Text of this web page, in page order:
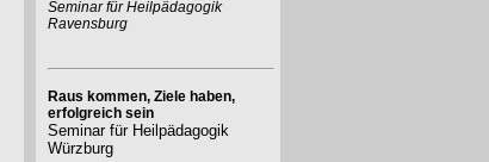
Seminar für Heilpädagogik
Ravensburg
Raus kommen, Ziele haben,
erfolgreich sein
Seminar für Heilpädagogik
Würzburg